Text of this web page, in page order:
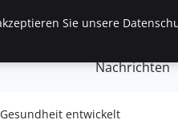
Frauen / Mode
Nachrichten
entwickelt
Sie unsere